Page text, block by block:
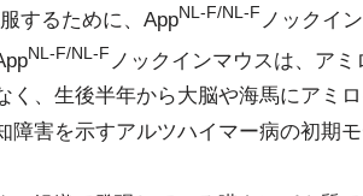
するために、AppNL-F/NL-F ノックイ
NL-F/NL-F ノックインマウスは、ア
く、生後半年から大脳や海馬にアミ
障害を示すアルツハイマー病の初期モ